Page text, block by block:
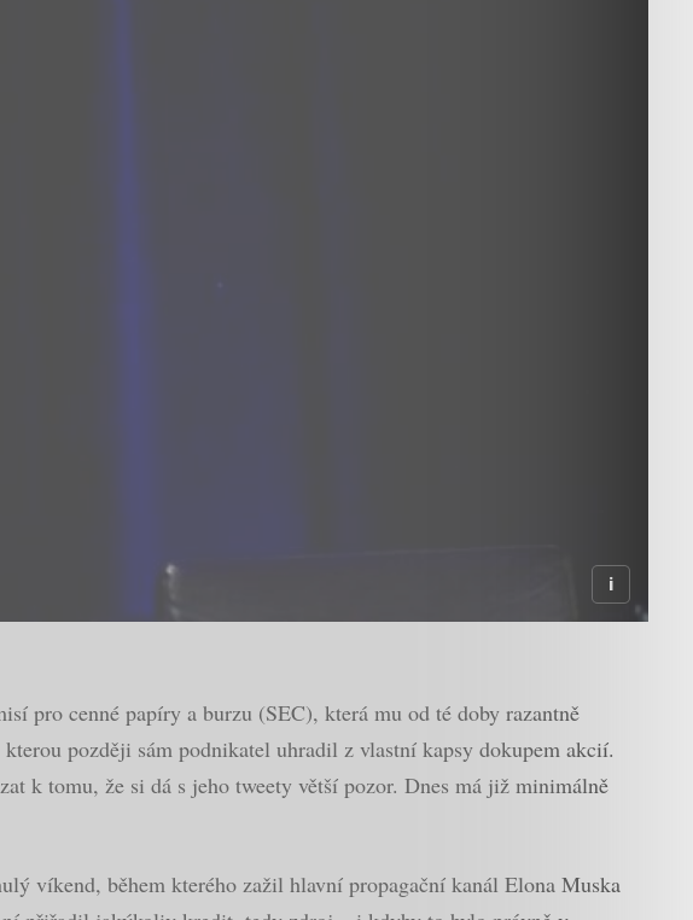
pro cenné papíry a burzu (SEC), která mu od té doby razantně
později sám podnikatel uhradil z vlastní kapsy dokupem akcií.
k tomu, že si dá s jeho tweety větší pozor. Dnes má již minimálně
víkend, během kterého zažil hlavní propagační kanál Elona Muska